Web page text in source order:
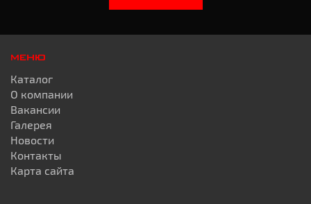
МЕНЮ
Каталог
О компании
Вакансии
Галерея
Новости
Контакты
Карта сайта